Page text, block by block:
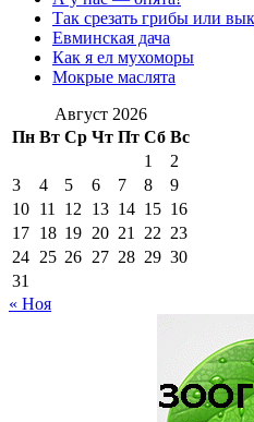
Так срезать грибы или
Евминская дача
Как я ел мухоморы
Мокрые маслята
Август 2026
Пн Вт Ср Чт Пт Сб Вс
1
2
3
4 5 6 7 8
9
10 11 12 13 14 15 16
17 18 19 20 21 22 23
24 25 26 27 28 29 30
31
« Ноя